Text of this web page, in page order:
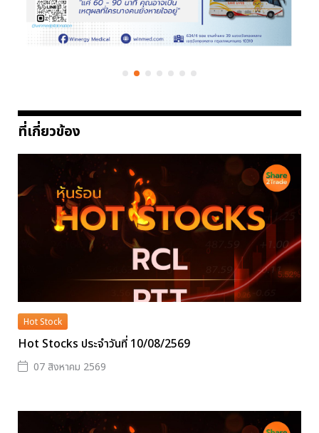
ที่เกี่ยวข้อง
Hot Stock
Hot Stocks ประจำวันที่ 10/08/2569
07 สิงหาคม 2569